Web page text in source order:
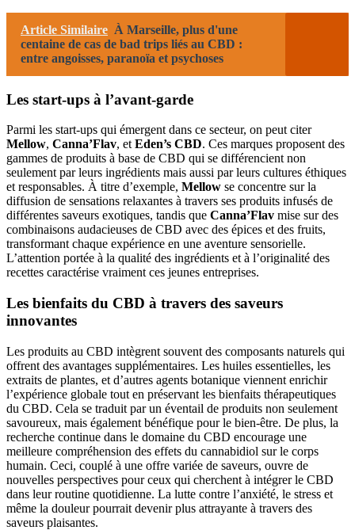
Article Similaire À Marseille, plus d'une
centaine de cas de bad trips liés au CBD :
entre angoisses, paranoïa et psychoses
Les start-ups à l’avant-garde
Parmi les start-ups qui émergent dans ce secteur, on peut citer
Mellow, Canna’Flav, et Eden’s CBD. Ces marques proposent des
gammes de produits à base de CBD qui se différencient non
seulement par leurs ingrédients mais aussi par leurs cultures éthiques
et responsables. À titre d’exemple, Mellow se concentre sur la
diffusion de sensations relaxantes à travers ses produits infusés de
différentes saveurs exotiques, tandis que Canna’Flav mise sur des
combinaisons audacieuses de CBD avec des épices et des fruits,
transformant chaque expérience en une aventure sensorielle.
L’attention portée à la qualité des ingrédients et à l’originalité des
recettes caractérise vraiment ces jeunes entreprises.
Les bienfaits du CBD à travers des saveurs
innovantes
Les produits au CBD intègrent souvent des composants naturels qui
offrent des avantages supplémentaires. Les huiles essentielles, les
extraits de plantes, et d’autres agents botanique viennent enrichir
l’expérience globale tout en préservant les bienfaits thérapeutiques
du CBD. Cela se traduit par un éventail de produits non seulement
savoureux, mais également bénéfique pour le bien-être. De plus, la
recherche continue dans le domaine du CBD encourage une
meilleure compréhension des effets du cannabidiol sur le corps
humain. Ceci, couplé à une offre variée de saveurs, ouvre de
nouvelles perspectives pour ceux qui cherchent à intégrer le CBD
dans leur routine quotidienne. La lutte contre l’anxiété, le stress et
même la douleur pourrait devenir plus attrayante à travers des
saveurs plaisantes.